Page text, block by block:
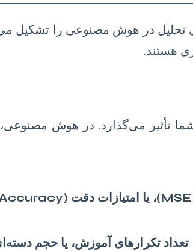
تحلیل در هوش مصنوعی را تشکیل
هستند.
تأثیر می‌گذارد. در هوش مصنوعی،